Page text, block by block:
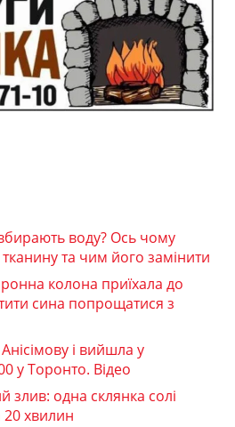
воду? Ось чому
та чим його замінити
колона приїхала до
сина попрощатися з
і вийшла у
у Торонто. Відео
злив: одна склянка солі
20 хвилин